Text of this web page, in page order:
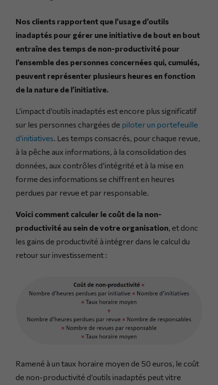
Nos clients rapportent que l’usage d’outils
inadaptés pour gérer une initiative de bout en bout
entraîne des temps de non-productivité pour
l’ensemble des personnes concernées qui, cumulés,
peuvent représenter plusieurs heures en fonction
de la nature de l’initiative.
L’impact d’outils inadaptés est encore plus significatif
sur les personnes chargées de piloter un portefeuille
d’initiatives. Les temps consacrés, pour chaque revue,
à la pêche aux informations, à la consolidation des
données, aux contrôles d’intégrité et à la mise en
forme des informations se chiffrent en heures
perdues par revue et par responsable.
Voici comment calculer le coût de la non-
productivité au sein de votre organisation, et donc
les gains de productivité à intégrer dans le calcul du
retour sur investissement :
Ramené à un taux horaire moyen de 50 euros, le coût
de non-productivité d’outils inadaptés peut vitre